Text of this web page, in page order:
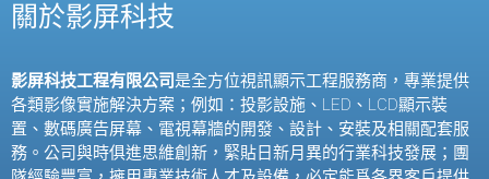
關於影屏科技
影屏科技工程有限公司是全方位視訊顯示工程服務商，專業提供
各類影像實施解決方案；例如：投影設施、 LED 、 LCD顯示裝
置、數碼廣告屏幕、電視幕牆的開發、設計、安裝及相關配套服
務。公司與時俱進思維創新，緊貼日新月異的行業科技發展；團